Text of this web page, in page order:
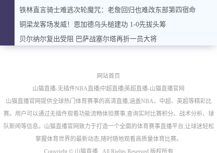
铁林直言骑士难逃次轮魔咒：老詹回归也难改东部第四宿命
铜梁龙客场发威！恩加德乌头槌建功 1-0先拔头筹
贝尔纳尔复出受阻 巴萨战塞尔塔再折一员大将
网站首页
山猫直播-无插件NBA直播|中超直播|英超直播-山猫直播官网
山猫直播官网提供全球热门体育赛事的高清直播,涵盖NBA、中超、英超等精彩比
赛。用户可以通过无插件观看功能流畅体验赛事,查询实时比赛积分、战术分析、球
队新闻等信息。山猫直播官网致力于打造一个全面的体育赛事直播平台,让球迷轻松
掌握体育世界的最新动态,随时随地观看高质量体育比赛。
Copyright © 山猫直播 . All Rights Reserved 版权所有